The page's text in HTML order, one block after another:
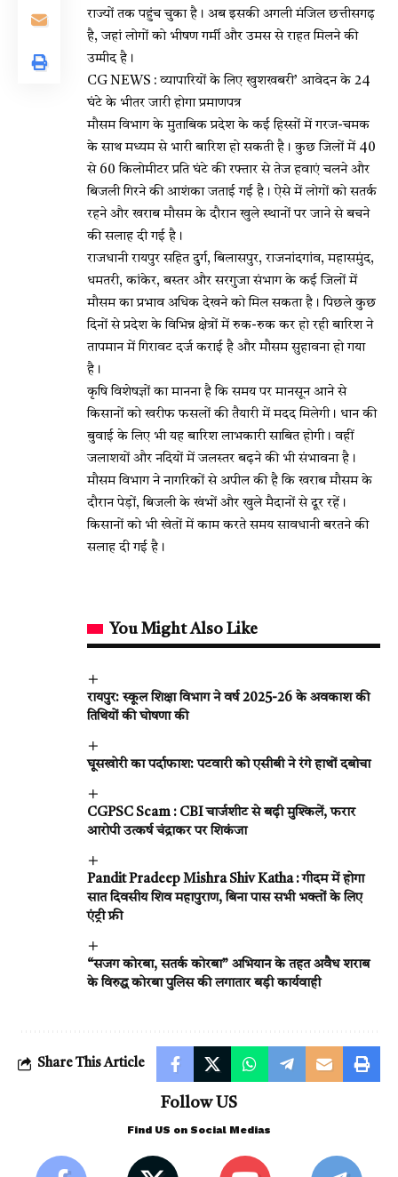
राज्यों तक पहुंच चुका है। अब इसकी अगली मंजिल छत्तीसगढ़
है, जहां लोगों को भीषण गर्मी और उमस से राहत मिलने की
उम्मीद है।
CG NEWS : व्यापारियों के लिए खुशखबरी’ आवेदन के 24
घंटे के भीतर जारी होगा प्रमाणपत्र
मौसम विभाग के मुताबिक प्रदेश के कई हिस्सों में गरज-चमक
के साथ मध्यम से भारी बारिश हो सकती है। कुछ जिलों में 40
से 60 किलोमीटर प्रति घंटे की रफ्तार से तेज हवाएं चलने और
बिजली गिरने की आशंका जताई गई है। ऐसे में लोगों को सतर्क
रहने और खराब मौसम के दौरान खुले स्थानों पर जाने से बचने
की सलाह दी गई है।
राजधानी रायपुर सहित दुर्ग, बिलासपुर, राजनांदगांव, महासमुंद,
धमतरी, कांकेर, बस्तर और सरगुजा संभाग के कई जिलों में
मौसम का प्रभाव अधिक देखने को मिल सकता है। पिछले कुछ
दिनों से प्रदेश के विभिन्न क्षेत्रों में रुक-रुक कर हो रही बारिश ने
तापमान में गिरावट दर्ज कराई है और मौसम सुहावना हो गया
है।
कृषि विशेषज्ञों का मानना है कि समय पर मानसून आने से
किसानों को खरीफ फसलों की तैयारी में मदद मिलेगी। धान की
बुवाई के लिए भी यह बारिश लाभकारी साबित होगी। वहीं
जलाशयों और नदियों में जलस्तर बढ़ने की भी संभावना है।
मौसम विभाग ने नागरिकों से अपील की है कि खराब मौसम के
दौरान पेड़ों, बिजली के खंभों और खुले मैदानों से दूर रहें।
किसानों को भी खेतों में काम करते समय सावधानी बरतने की
सलाह दी गई है।
You Might Also Like
रायपुर: स्कूल शिक्षा विभाग ने वर्ष 2025-26 के अवकाश की
तिथियों की घोषणा की
घूसखोरी का पर्दाफाश: पटवारी को एसीबी ने रंगे हाथों दबोचा
CGPSC Scam : CBI चार्जशीट से बढ़ी मुश्किलें, फरार
आरोपी उत्कर्ष चंद्राकर पर शिकंजा
Pandit Pradeep Mishra Shiv Katha : गीदम में होगा
सात दिवसीय शिव महापुराण, बिना पास सभी भक्तों के लिए
एंट्री फ्री
“सजग कोरबा, सतर्क कोरबा” अभियान के तहत अवैध शराब
के विरुद्ध कोरबा पुलिस की लगातार बड़ी कार्यवाही
Share This Article
Follow US
Find US on Social Medias